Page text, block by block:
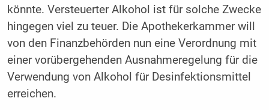
könnte. Versteuerter Alkohol ist für solche Zwecke
hingegen viel zu teuer. Die Apothekerkammer will
von den Finanzbehörden nun eine Verordnung mit
einer vorübergehenden Ausnahmeregelung für die
Verwendung von Alkohol für Desinfektionsmittel
erreichen.